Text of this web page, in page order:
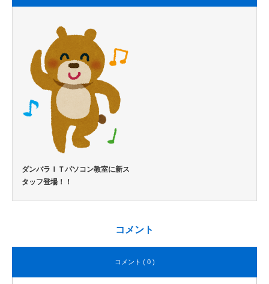
ダンバラＩＴパソコン教室に新ス
タッフ登場！！
コメント
コメント ( 0 )